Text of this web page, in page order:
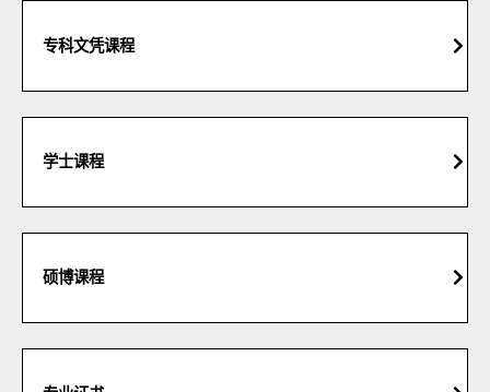
专科文凭课程
学士课程
硕博课程